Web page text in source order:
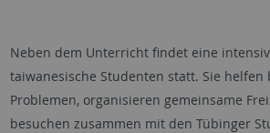
Neben dem Unterricht findet eine
taiwanesische Studenten statt. Sie helfen
Problemen, organisieren gemeinsame
besuchen zusammen mit den Tübinger